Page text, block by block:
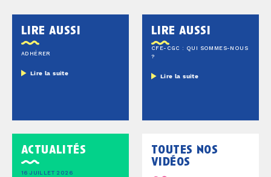
lire aussi
ADHÉRER
Lire la suite
lire aussi
CFE-CGC : QUI SOMMES-NOUS
?
Lire la suite
actualités
16 JUILLET 2026
toutes nos
vidéos